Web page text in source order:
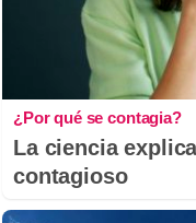
¿Por qué se contagia?
La ciencia
contagioso